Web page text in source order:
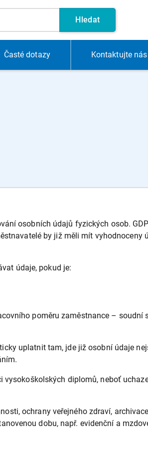
Hledat
Časté dotazy Kontaktujte nás
osobních údajů fyzických osob.
by již měli mít vyhodnoceny
údaje, pokud je:
poměru zaměstnance – soudní
uplatnit tam, jde již osobní údaje
diplomů, neboť
ochrany veřejného zdraví,
dobu, např. evidenční a